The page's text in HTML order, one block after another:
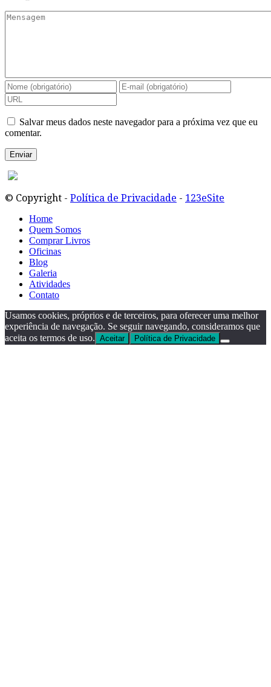
Salvar meus dados neste navegador para a próxima vez que eu
comentar.
© Copyright - Política de Privacidade - 123eSite
Home
Quem Somos
Comprar Livros
Oficinas
Blog
Galeria
Atividades
Contato
Usamos cookies, próprios e de terceiros, para oferecer uma melhor
experiência de navegação. Se seguir navegando, consideramos que
aceita os termos de uso. Aceitar Política de Privacidade